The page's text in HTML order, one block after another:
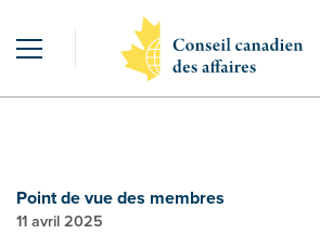
Point de vue des membres
11 avril 2025